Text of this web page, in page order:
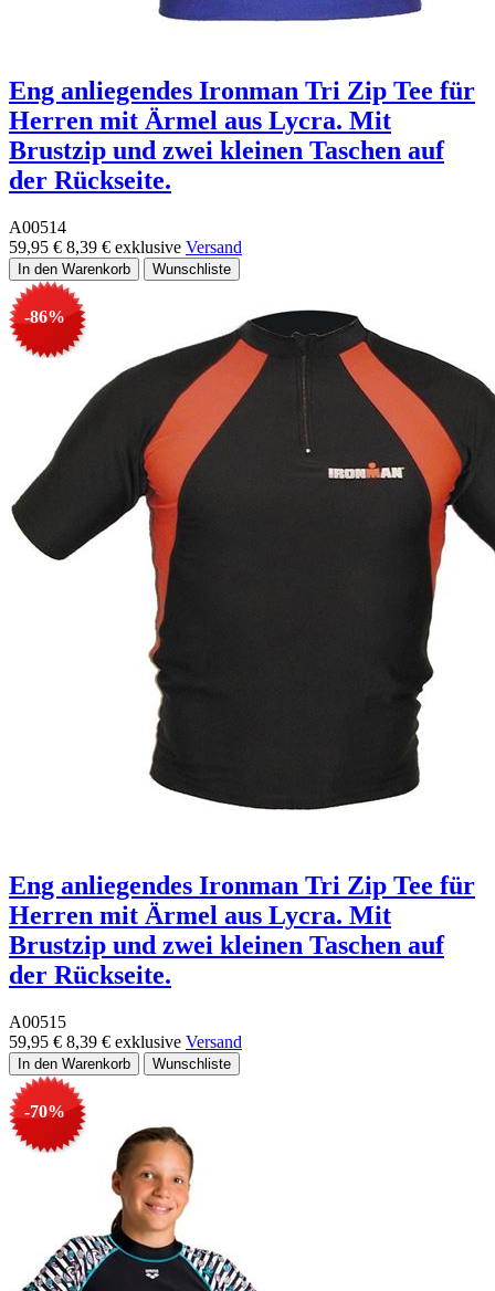
Eng anliegendes Ironman Tri Zip Tee für
Herren mit Ärmel aus Lycra. Mit
Brustzip und zwei kleinen Taschen auf
der Rückseite.
A00514
59,95 € 8,39 € exklusive Versand
-86%
Eng anliegendes Ironman Tri Zip Tee für
Herren mit Ärmel aus Lycra. Mit
Brustzip und zwei kleinen Taschen auf
der Rückseite.
A00515
59,95 € 8,39 € exklusive Versand
-70%